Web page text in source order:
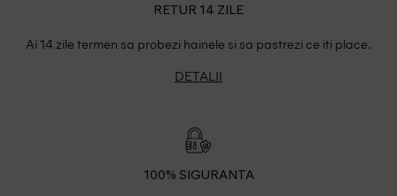
RETUR 14 ZILE
Ai 14 zile termen sa probezi hainele si sa pastrezi ce iti place.
DETALII
100% SIGURANTA